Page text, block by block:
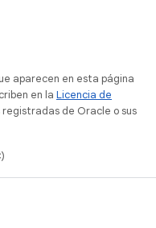
aparecen en esta página
en la Licencia de
registradas de Oracle o sus